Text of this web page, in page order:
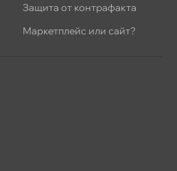
Защита от контрафакта
Маркетплейс или сайт?